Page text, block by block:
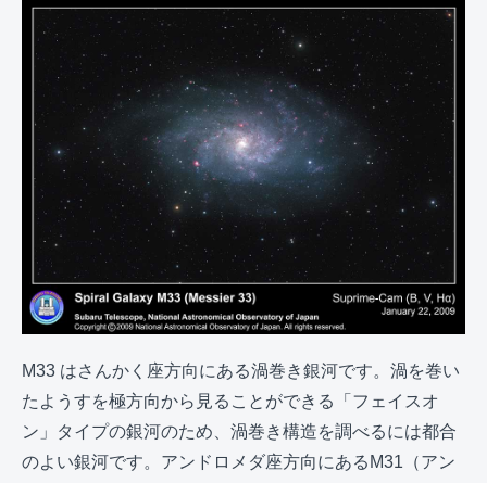
M33 はさんかく座方向にある渦巻き銀河です。渦を巻い
たようすを極方向から見ることができる「フェイスオ
ン」タイプの銀河のため、渦巻き構造を調べるには都合
のよい銀河です。アンドロメダ座方向にあるM31（アン